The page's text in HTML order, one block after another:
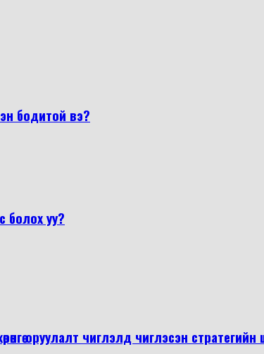
бодитой вэ?
болох уу?
оруулалт чиглэлд чиглэсэн